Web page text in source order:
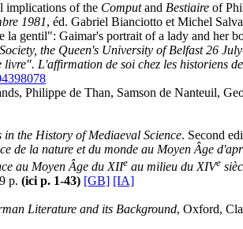
implications of the Computand Bestiaire of
1981, éd. Gabriel Bianciotto et Michel
la gentil": Gaimar's portrait of a lady and her
the Queen's University of Belfast 26
livre". L'affirmation de soi chez les historiens
Philippe de Than, Samson de Nanteuil,
in the History of Mediaeval Science. Second
de la nature et du monde au Moyen Âge
au Moyen Âge du XIIe au milieu du XIVe
p. (ici p. 1-43) [GB] [IA]
Literature and its Background, Oxford,